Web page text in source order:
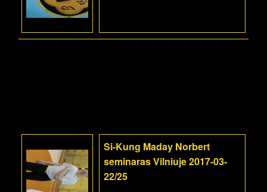
Si-Kung Maday Norbert
seminaras Vilniuje 2017-03-
22/25